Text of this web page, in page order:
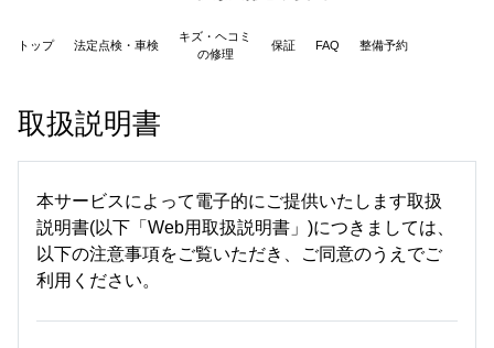
トップ 法定点検・車検
キズ・ヘコミ
の修理
保証 FAQ 整備予約
取扱説明書
本サービスによって電子的にご提供いたします取扱
説明書(以下「Web用取扱説明書」)につきましては、
以下の注意事項をご覧いただき、ご同意のうえでご
利用ください。